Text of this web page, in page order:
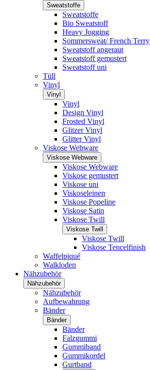
Sweatstoffe
Sweatstoffe
Bio Sweatstoff
Heavy Jogging
Sommersweat/ French Terry
Sweatstoff angeraut
Sweatstoff gemustert
Sweatstoff uni
Tüll
Vinyl
Vinyl
Vinyl
Design Vinyl
Frosted Vinyl
Glitzer Vinyl
Glitter Vinyl
Viskose Webware
Viskose Webware
Viskose Webware
Viskose gemustert
Viskose uni
Viskoseleinen
Viskose Popeline
Viskose Satin
Viskose Twill
Viskose Twill
Viskose Twill
Viskose Tencelfinish
Waffelpiqué
Walkloden
Nähzubehör
Nähzubehör
Nähzubehör
Aufbewahrung
Bänder
Bänder
Bänder
Falzgummi
Gummiband
Gummikordel
Gurtband